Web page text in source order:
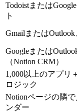
Todoistまたは
ト
Gmailまたは
Googleまたは
（Notion CRM）
1,000以上のアプリ
ロジック
Notionページの隣
ンダー